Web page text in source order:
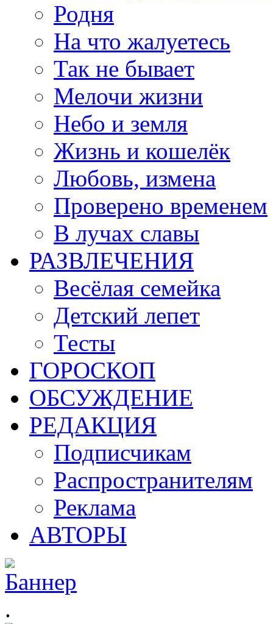
Родня
На что жалуетесь
Так не бывает
Мелочи жизни
Небо и земля
Жизнь и кошелёк
Любовь, измена
Проверено временем
В лучах славы
РАЗВЛЕЧЕНИЯ
Весёлая семейка
Детский лепет
Тесты
ГОРОСКОП
ОБСУЖДЕНИЕ
РЕДАКЦИЯ
Подписчикам
Распространителям
Реклама
АВТОРЫ
.